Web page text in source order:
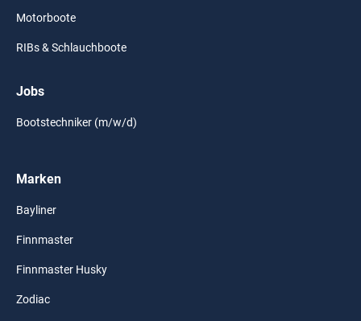
Motorboote
RIBs & Schlauchboote
Jobs
Bootstechniker (m/w/d)
Marken
Bayliner
Finnmaster
Finnmaster Husky
Zodiac